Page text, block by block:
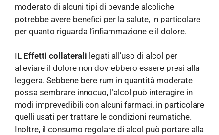
moderato di alcuni tipi di bevande alcoliche
potrebbe avere benefici per la salute, in particolare
per quanto riguarda l’infiammazione e il dolore.
IL Effetti collaterali legati all’uso di alcol per
alleviare il dolore non dovrebbero essere presi alla
leggera. Sebbene bere rum in quantità moderate
possa sembrare innocuo, l’alcol può interagire in
modi imprevedibili con alcuni farmaci, in particolare
quelli usati per trattare le condizioni reumatiche.
Inoltre, il consumo regolare di alcol può portare alla